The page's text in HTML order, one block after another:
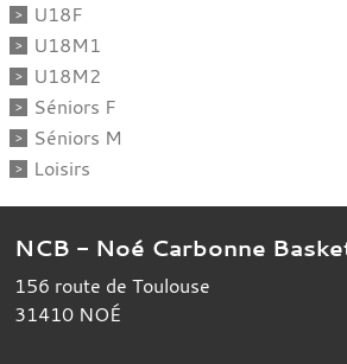
U18F
U18M1
U18M2
Séniors F
Séniors M
Loisirs
NCB - Noé Carbonne
156 route de Toulouse
31410 NOÉ